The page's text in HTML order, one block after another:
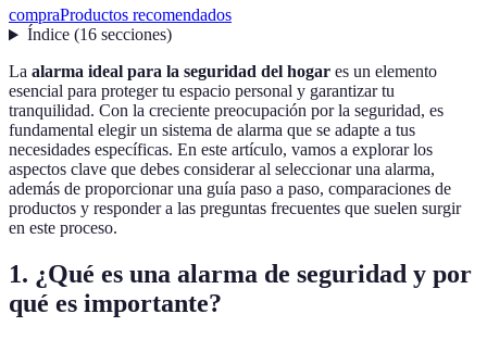
compraProductos recomendados
Índice(16 secciones)
La alarma ideal para la seguridad del hogar es un elemento
esencial para proteger tu espacio personal y garantizar tu
tranquilidad. Con la creciente preocupación por la seguridad, es
fundamental elegir un sistema de alarma que se adapte a tus
necesidades específicas. En este artículo, vamos a explorar los
aspectos clave que debes considerar al seleccionar una alarma,
además de proporcionar una guía paso a paso, comparaciones de
productos y responder a las preguntas frecuentes que suelen surgir
en este proceso.
1. ¿Qué es una alarma de seguridad y por
qué es importante?